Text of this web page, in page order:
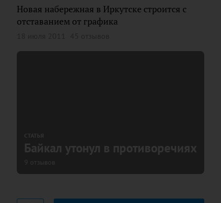
Новая набережная в Иркутске строится с
отставанием от графика
СТАТЬЯ
Байкал утонул в противоречиях
9 отзывов